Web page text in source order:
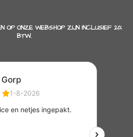
ONZE WEBSHOP ZIJN INCLUSIEF 21%
BTW.